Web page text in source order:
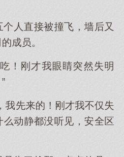
人直接被撞飞，墙后又
成员。
！刚才我眼睛突然失明
我先来的！刚才我不仅失
动静都没听见，安全区